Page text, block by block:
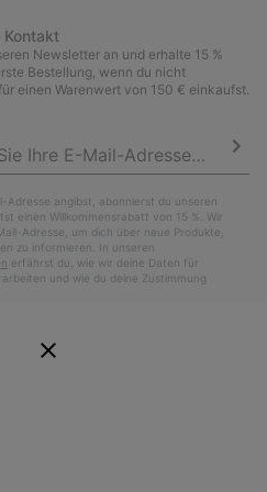
Kontakt
Newsletter an und erhalte 15 %
Bestellung, wenn du nicht
einen Warenwert von 150 € einkaufst.
Adresse angibst, abonnierst du unseren
einen Willkommensrabatt von 15 %. Wir
Adresse, um dich über neue Produkte,
zu informieren. In unseren
erfährst du, wie wir deine Daten für
und wie du deine Zustimmung